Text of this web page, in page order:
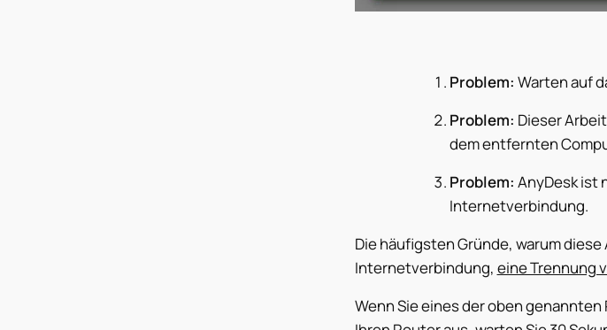
Problem: Warten auf
Problem: Dieser
dem entfernten
Problem: AnyDesk ist
Internetverbindung.
Die häufigsten Gründe, warum
Internetverbindung, eine Trennung
Wenn Sie eines der oben